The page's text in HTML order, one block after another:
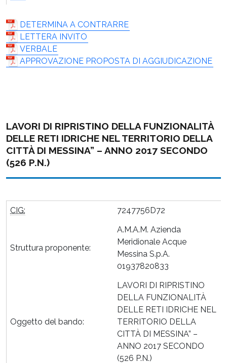
DETERMINA A CONTRARRE
LETTERA INVITO
VERBALE
APPROVAZIONE PROPOSTA DI AGGIUDICAZIONE
LAVORI DI RIPRISTINO DELLA FUNZIONALITÀ
DELLE RETI IDRICHE NEL TERRITORIO DELLA
CITTÀ DI MESSINA” – ANNO 2017 SECONDO
(526 P.N.)
CIG: 7247756D72
Struttura proponente:
A.M.A.M. Azienda
Meridionale Acque
Messina S.p.A.
01937820833
Oggetto del bando:
LAVORI DI RIPRISTINO
DELLA FUNZIONALITÀ
DELLE RETI IDRICHE NEL
TERRITORIO DELLA
CITTÀ DI MESSINA” –
ANNO 2017 SECONDO
(526 P.N.)